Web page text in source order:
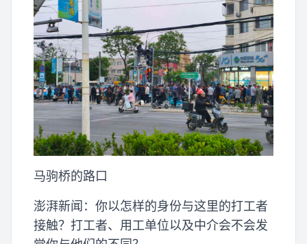
马驹桥的路口
澎湃新闻：你以怎样的身份与这里的打工者
接触？打工者、用工单位以及中介会不会发